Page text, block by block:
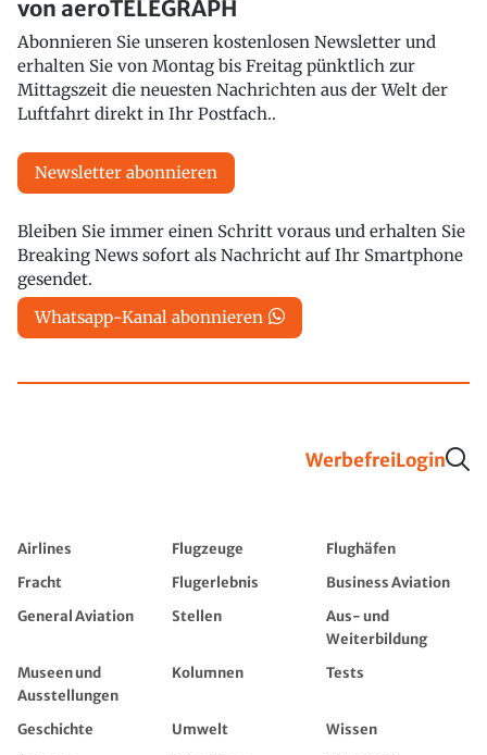
von aeroTELEGRAPH
Abonnieren Sie unseren kostenlosen Newsletter und
erhalten Sie von Montag bis Freitag pünktlich zur
Mittagszeit die neuesten Nachrichten aus der Welt der
Luftfahrt direkt in Ihr Postfach..
Newsletter abonnieren
Bleiben Sie immer einen Schritt voraus und erhalten Sie
Breaking News sofort als Nachricht auf Ihr Smartphone
gesendet.
Whatsapp-Kanal abonnieren
WerbefreiLogin
Airlines Flugzeuge
Flughäfen
Fracht
Flugerlebnis
Business Aviation
General Aviation
Stellen
Aus- und
Weiterbildung
Museen und
Ausstellungen
Kolumnen Tests
Geschichte Umwelt
Wissen